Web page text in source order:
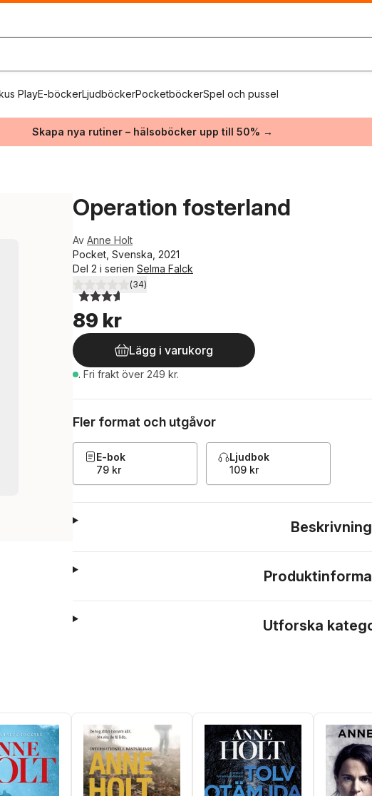
PlayE-böckerLjudböckerPocketböckerSpel och pussel
Skapa nya rutiner – hälsoböcker upp till 50% →
Operation fosterland
Av Anne Holt
Pocket, Svenska, 2021
Del 2 i serien Selma Falck
3,6utav 5 stjärnor. Totalt antal röster:
(34)
89 kr
Lägg i varukorg
. Fri frakt över 249 kr.
Fler format och utgåvor
E-bok
79 kr
Ljudbok
109 kr
Beskrivning
Utforska